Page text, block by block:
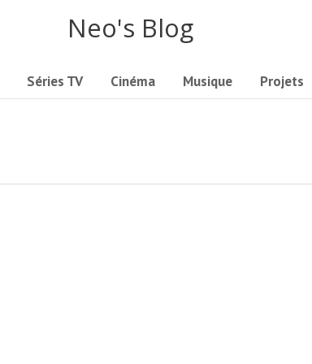
Neo's Blog
Séries TV Cinéma Musique Projets